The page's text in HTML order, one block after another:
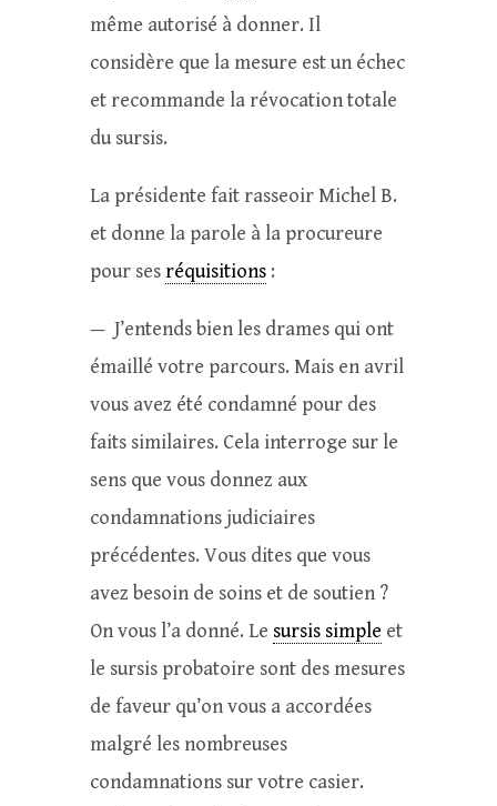
même autorisé à donner. Il
considère que la mesure est un échec
et recommande la révocation totale
du sursis.
La présidente fait rasseoir Michel B.
et donne la parole à la procureure
pour sesréquisitions:
— J’entends bien les drames qui ont
émaillé votre parcours. Mais en avril
vous avez été condamné pour des
faits similaires. Cela interroge sur le
sens que vous donnez aux
condamnations judiciaires
précédentes. Vous dites que vous
avez besoin de soins et de soutien ?
On vous l’a donné. Le sursis simple et
le sursis probatoire sont des mesures
de faveur qu’on vous a accordées
malgré les nombreuses
condamnations sur votre casier.